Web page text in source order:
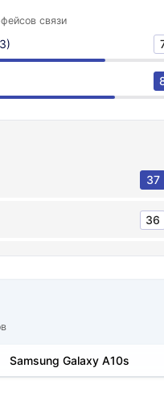
связи
37
36
Samsung Galaxy A10s